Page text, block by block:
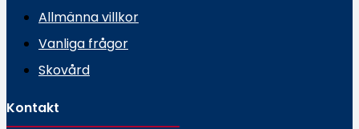
Allmänna villkor
Vanliga frågor
Skovård
Kontakt